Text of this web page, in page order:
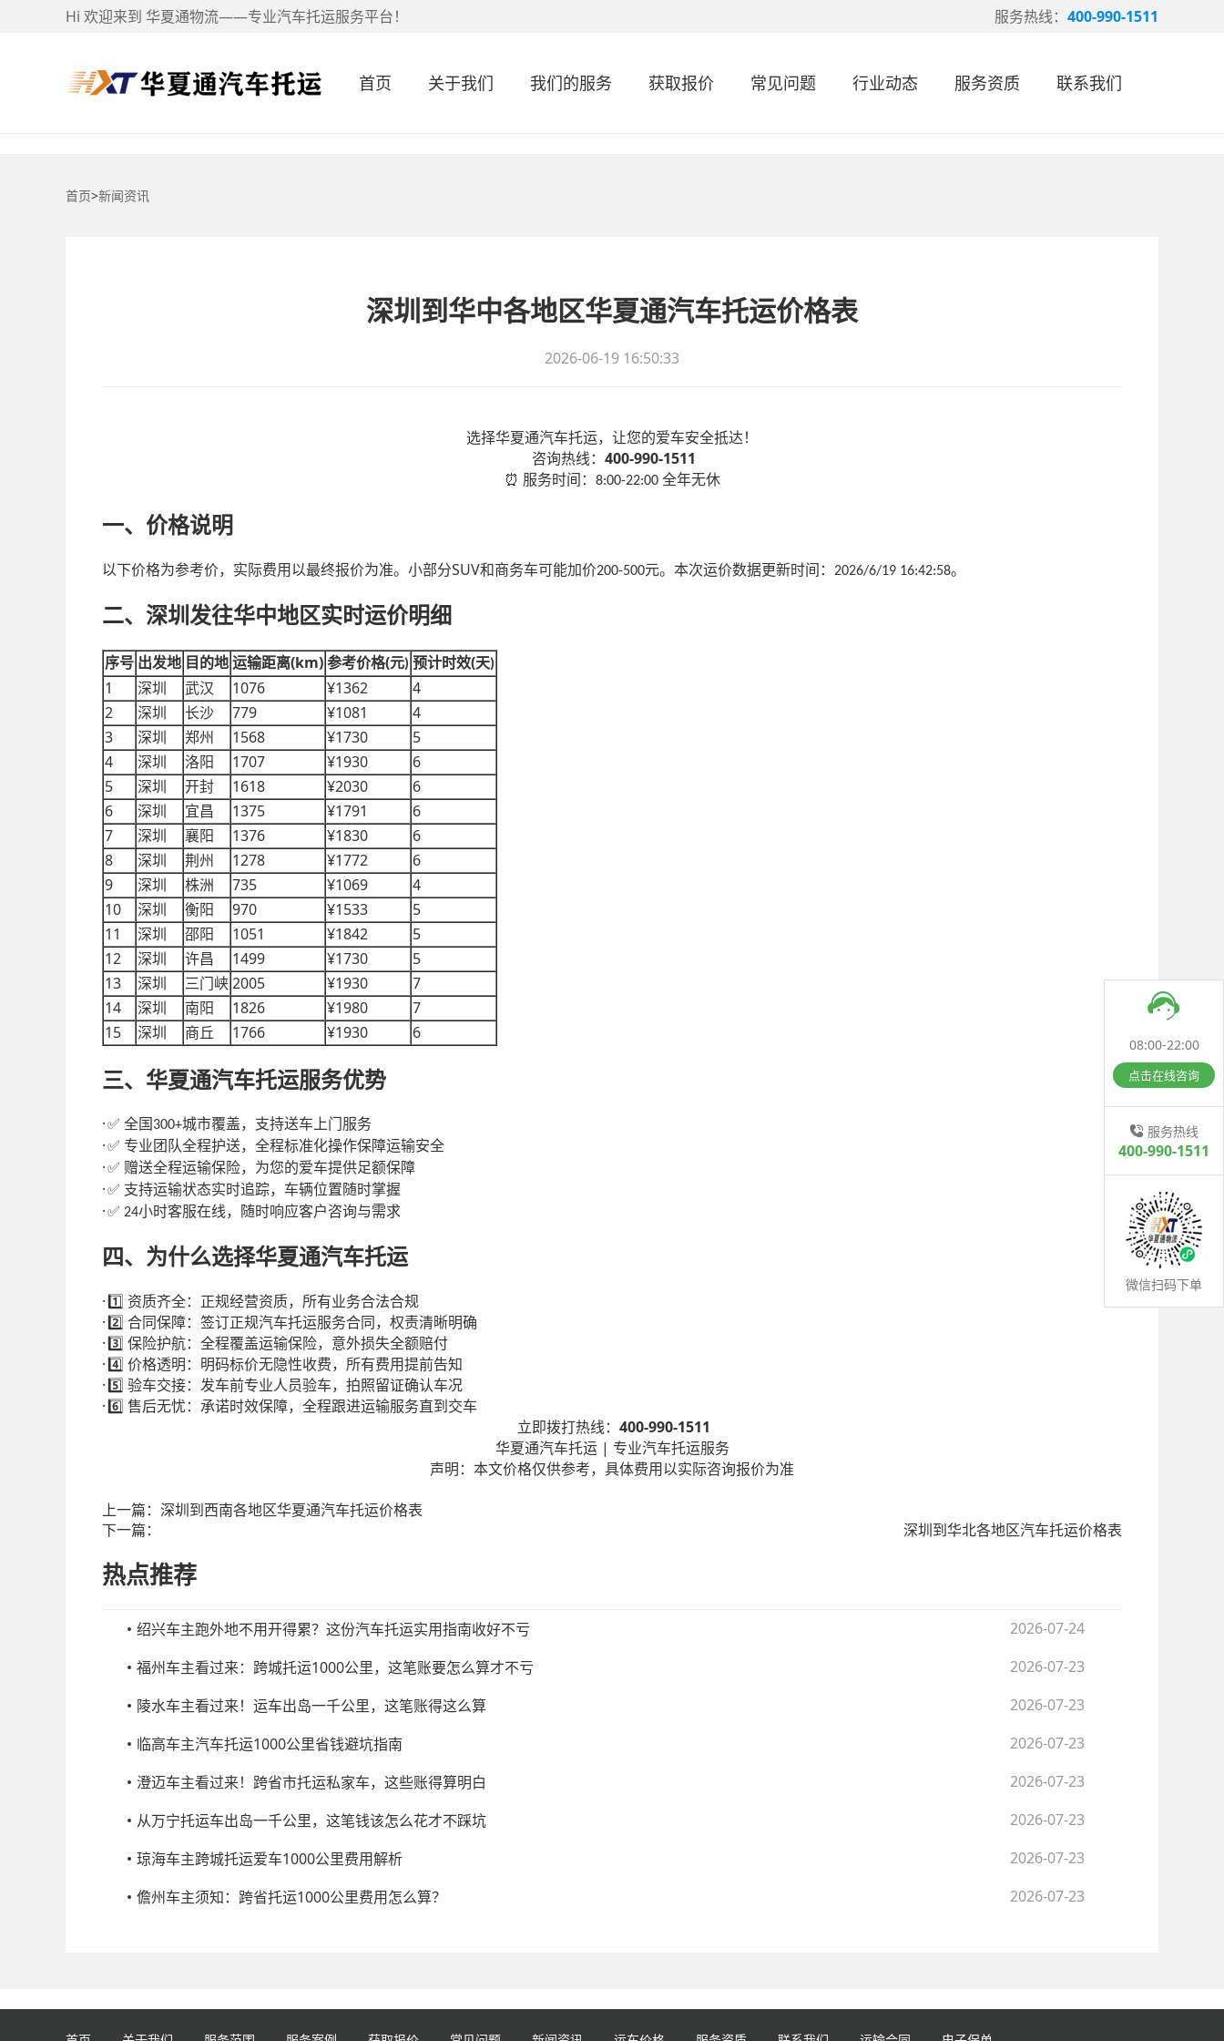
Hi 欢迎来到 华夏通物流——专业汽车托运服务平台！ 服务热线： 400-990-1511
首页 关于我们 我们的服务 获取报价 常见问题 行业动态 服务资质 联系我们
首页>新闻资讯
深圳到华中各地区华夏通汽车托运价格表
2026-06-19 16:50:33
选择华夏通汽车托运，让您的爱车安全抵达！
咨询热线： 400-990-1511
⏰ 服务时间： 8:00-22:00 全年无休
一、价格说明
以下价格为参考价，实际费用以最终报价为准。小部分SUV和商务车可能加价200-500元。本次运价数据更新时间： 2026/6/19 16:42:58。
二、深圳发往华中地区实时运价明细
序号 出发地 目的地 运输距离(km) 参考价格(元) 预计时效(天)
1 深圳 武汉 1076 ¥1362
4
2
深圳 长沙 779 ¥1081
4
3
深圳 郑州 1568 ¥1730
5
4
深圳 洛阳 1707 ¥1930
6
5
深圳 开封 1618 ¥2030
6
6
深圳 宜昌 1375 ¥1791
6
7
深圳 襄阳 1376 ¥1830
6
8
深圳 荆州 1278 ¥1772
6
9
深圳 株洲 735 ¥1069
4
10
深圳 衡阳 970 ¥1533
5
11
深圳 邵阳 1051 ¥1842
5
12
深圳 许昌 1499 ¥1730
5
13
深圳 三门峡 2005 ¥1930
7
14
深圳 南阳 1826 ¥1980
7
15
深圳 商丘 1766 ¥1930 6
三、华夏通汽车托运服务优势
·✅ 全国 300+城市覆盖，支持送车上门服务
·✅ 专业团队全程护送，全程标准化操作保障运输安全
·✅ 赠送全程运输保险，为您的爱车提供足额保障
·✅ 支持运输状态实时追踪，车辆位置随时掌握
·✅ 24小时客服在线，随时响应客户咨询与需求
四、为什么选择华夏通汽车托运
·1️⃣ 资质齐全：正规经营资质，所有业务合法合规
·2️⃣ 合同保障：签订正规汽车托运服务合同，权责清晰明确
·3️⃣ 保险护航：全程覆盖运输保险，意外损失全额赔付
·4️⃣ 价格透明：明码标价无隐性收费，所有费用提前告知
·5️⃣ 验车交接：发车前专业人员验车，拍照留证确认车况
·6️⃣ 售后无忧：承诺时效保障，全程跟进运输服务直到交车
立即拨打热线： 400-990-1511
华夏通汽车托运| 专业汽车托运服务
声明：本文价格仅供参考，具体费用以实际咨询报价为准
上一篇： 深圳到西南各地区华夏通汽车托运价格表
下一篇：
深圳到华北各地区汽车托运价格表
热点推荐
绍兴车主跑外地不用开得累？这份汽车托运实用指南收好不亏
2026-07-24
福州车主看过来：跨城托运1000公里，这笔账要怎么算才不亏
2026-07-23
陵水车主看过来！运车出岛一千公里，这笔账得这么算
2026-07-23
临高车主汽车托运1000公里省钱避坑指南
2026-07-23
澄迈车主看过来！跨省市托运私家车，这些账得算明白
2026-07-23
从万宁托运车出岛一千公里，这笔钱该怎么花才不踩坑
2026-07-23
琼海车主跨城托运爱车1000公里费用解析
2026-07-23
儋州车主须知：跨省托运1000公里费用怎么算？
2026-07-23
08:00-22:00
点击在线咨询
服务热线
400-990-1511
微信扫码下单